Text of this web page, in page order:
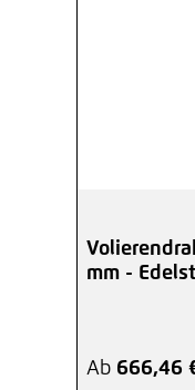
mm -
Ab 666,46